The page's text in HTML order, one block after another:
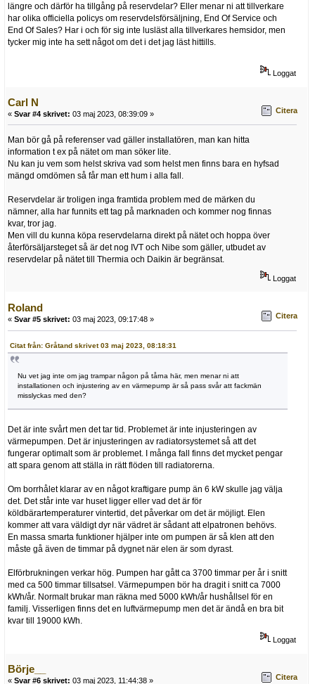
längre och därför ha tillgång på reservdelar? Eller menar ni att tillverkare
har olika officiella policys om reservdelsförsäljning, End Of Service och
End Of Sales? Har i och för sig inte lusläst alla tillverkares hemsidor, men
tycker mig inte ha sett något om det i det jag läst hittills.
Loggat
Carl N
« Svar #4 skrivet: 03 maj 2023, 08:39:09 » Citera
Man bör gå på referenser vad gäller installatören, man kan hitta
information t ex på nätet om man söker lite.
Nu kan ju vem som helst skriva vad som helst men finns bara en hyfsad
mängd omdömen så får man ett hum i alla fall.
Reservdelar är troligen inga framtida problem med de märken du
nämner, alla har funnits ett tag på marknaden och kommer nog finnas
kvar, tror jag.
Men vill du kunna köpa reservdelarna direkt på nätet och hoppa över
återförsäljarsteget så är det nog IVT och Nibe som gäller, utbudet av
reservdelar på nätet till Thermia och Daikin är begränsat.
Loggat
Roland
« Svar #5 skrivet: 03 maj 2023, 09:17:48 » Citera
Citat från: Gråtand skrivet 03 maj 2023, 08:18:31
Nu vet jag inte om jag trampar någon på tårna här, men menar ni att
installationen och injustering av en värmepump är så pass svår att fackmän
misslyckas med den?
Det är inte svårt men det tar tid. Problemet är inte injusteringen av
värmepumpen. Det är injusteringen av radiatorsystemet så att det
fungerar optimalt som är problemet. I många fall finns det mycket pengar
att spara genom att ställa in rätt flöden till radiatorerna.
Om borrhålet klarar av en något kraftigare pump än 6 kW skulle jag välja
det. Det står inte var huset ligger eller vad det är för
köldbärartemperaturer vintertid, det påverkar om det är möjligt. Elen
kommer att vara väldigt dyr när vädret är sådant att elpatronen behövs.
En massa smarta funktioner hjälper inte om pumpen är så klen att den
måste gå även de timmar på dygnet när elen är som dyrast.
Elförbrukningen verkar hög. Pumpen har gått ca 3700 timmar per år i snitt
med ca 500 timmar tillsatsel. Värmepumpen bör ha dragit i snitt ca 7000
kWh/år. Normalt brukar man räkna med 5000 kWh/år hushållsel för en
familj. Visserligen finns det en luftvärmepump men det är ändå en bra bit
kvar till 19000 kWh.
Loggat
Börje__
« Svar #6 skrivet: 03 maj 2023, 11:44:38 » Citera